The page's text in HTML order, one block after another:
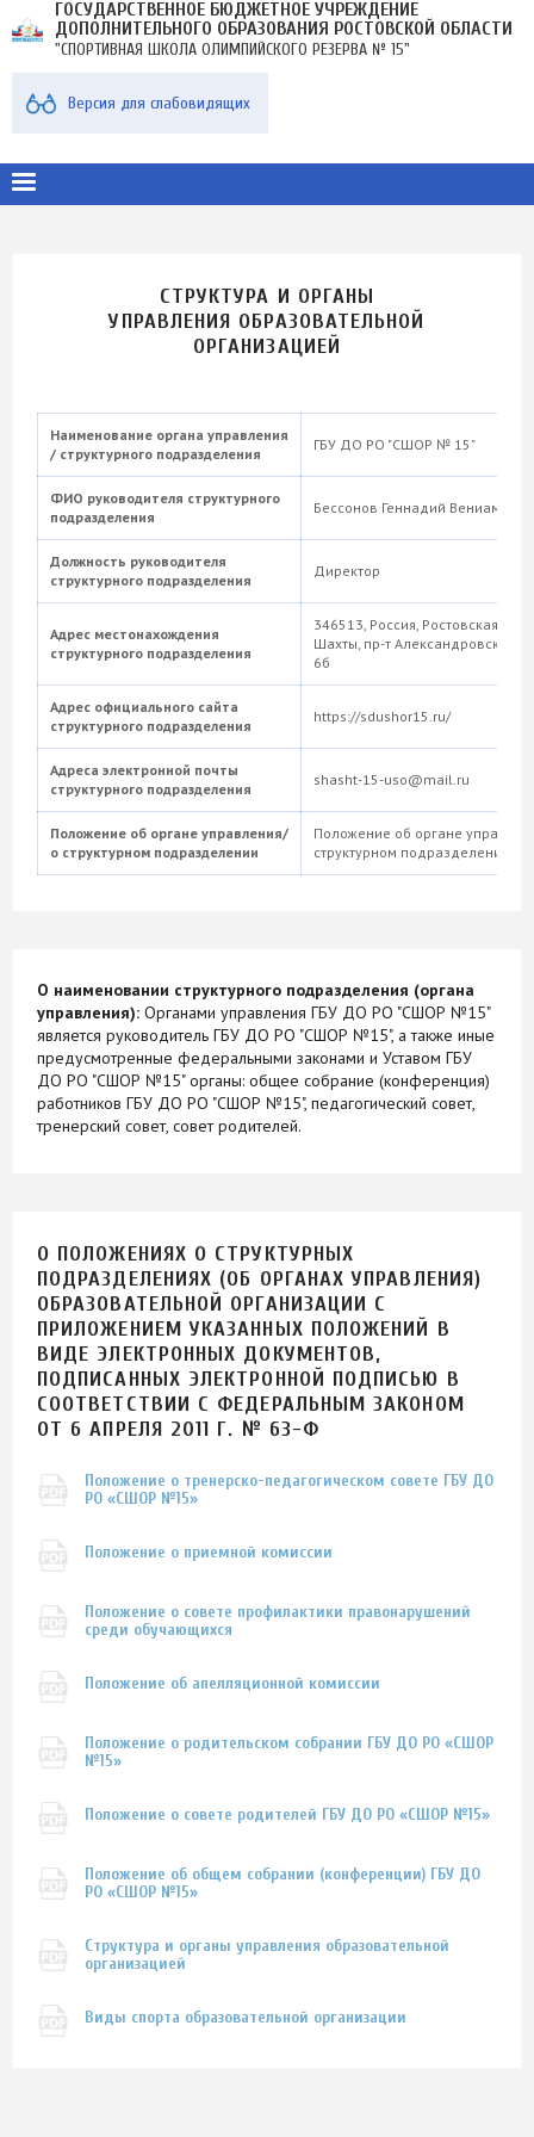
Перейти
основному
ГОСУДАРСТВЕННОЕ БЮДЖЕТНОЕ УЧРЕЖДЕНИЕ
ДОПОЛНИТЕЛЬНОГО ОБРАЗОВАНИЯ РОСТОВСКОЙ ОБЛАСТИ
"СПОРТИВНАЯ ШКОЛА ОЛИМПИЙСКОГО РЕЗЕРВА № 15"
Версия для слабовидящих
СТРУКТУРА И ОРГАНЫ
УПРАВЛЕНИЯ ОБРАЗОВАТЕЛЬНОЙ
ОРГАНИЗАЦИЕЙ
Наименование органа управления
/ структурного подразделения
ГБУ ДО РО "СШОР № 15"
ФИО руководителя структурного
подразделения
Бессонов Геннадий
Должность руководителя
структурного подразделения
Директор
Адрес местонахождения
структурного подразделения
346513, Россия, Ростовская
Шахты, пр-т Александровск-
6б
Адрес официального сайта
структурного подразделения
https://sdushor15.ru/
Адреса электронной почты
структурного подразделения
shasht-15-uso@mail.ru
Положение об органе управления/
о структурном подразделении
Положение об органе
структурном подразделении
О наименовании структурного подразделения (органа
управления): Органами управления ГБУ ДО РО "СШОР №15"
является руководитель ГБУ ДО РО "СШОР №15", а также иные
предусмотренные федеральными законами и Уставом ГБУ
ДО РО "СШОР №15" органы: общее собрание (конференция)
работников ГБУ ДО РО "СШОР №15", педагогический совет,
тренерский совет, совет родителей.
О ПОЛОЖЕНИЯХ О СТРУКТУРНЫХ
ПОДРАЗДЕЛЕНИЯХ (ОБ ОРГАНАХ УПРАВЛЕНИЯ)
ОБРАЗОВАТЕЛЬНОЙ ОРГАНИЗАЦИИ С
ПРИЛОЖЕНИЕМ УКАЗАННЫХ ПОЛОЖЕНИЙ В
ВИДЕ ЭЛЕКТРОННЫХ ДОКУМЕНТОВ,
ПОДПИСАННЫХ ЭЛЕКТРОННОЙ ПОДПИСЬЮ В
СООТВЕТСТВИИ С ФЕДЕРАЛЬНЫМ ЗАКОНОМ
ОТ 6 АПРЕЛЯ 2011 Г. № 63-Ф
Положение о тренерско-педагогическом совете ГБУ ДО
РО «СШОР №15»
Положение о приемной комиссии
Положение о совете профилактики правонарушений
среди обучающихся
Положение об апелляционной комиссии
Положение о родительском собрании ГБУ ДО РО «СШОР
№15»
Положение о совете родителей ГБУ ДО РО «СШОР №15»
Положение об общем собрании (конференции) ГБУ ДО
РО «СШОР №15»
Структура и органы управления образовательной
организацией
Виды спорта образовательной организации